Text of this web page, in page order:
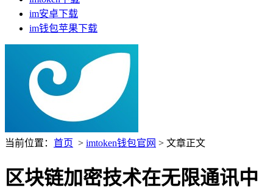
im安卓下载
im钱包苹果下载
当前位置： 首页 > imtoken钱包官网 > 文章正文
区块链加密技术在无限通讯中